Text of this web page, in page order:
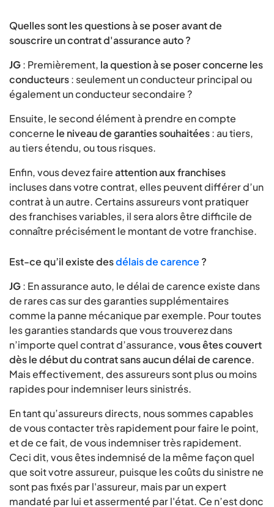
Quelles sont les questions à se poser avant de
souscrire un contrat d'assurance auto ?
JG: Premièrement, la question à se poser concerne les
conducteurs: seulement un conducteur principal ou
également un conducteur secondaire ?
Ensuite, le second élément à prendre en compte
concerne le niveau de garanties souhaitées: au tiers,
au tiers étendu, ou tous risques.
Enfin, vous devez faireattention aux franchises
incluses dans votre contrat, elles peuvent différer d’un
contrat à un autre. Certains assureurs vont pratiquer
des franchises variables, il sera alors être difficile de
connaître précisément le montant de votre franchise.
Est-ce qu’il existe desdélais de carence ?
JG: En assurance auto, le délai de carence existe dans
de rares cas sur des garanties supplémentaires
comme la panne mécanique par exemple. Pour toutes
les garanties standards que vous trouverez dans
n’importe quel contrat d’assurance,vous êtes couvert
dès le début du contrat sans aucun délai de carence.
Mais effectivement, des assureurs sont plus ou moins
rapides pour indemniser leurs sinistrés.
En tant qu’assureurs directs, nous sommes capables
de vous contacter très rapidement pour faire le point,
et de ce fait, de vous indemniser très rapidement.
Ceci dit, vous êtes indemnisé de la même façon quel
que soit votre assureur, puisque les coûts du sinistre ne
sont pas fixés par l'assureur, mais par un expert
mandaté par lui et assermenté par l'état. Ce n’est donc